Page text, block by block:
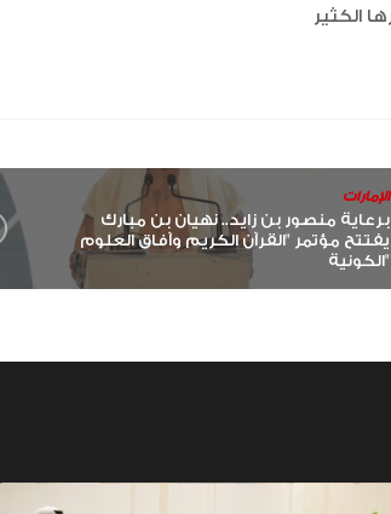
الإمارات
برعاية منصور بن زايد.. نهيان بن مبارك
يفتتح مؤتمر "القرآن الكريم وآفاق العلوم
الكونية"